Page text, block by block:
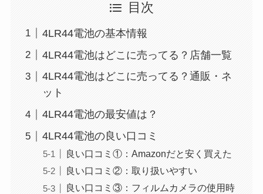
目次
4LR44電池の基本情報
4LR44電池はどこに売ってる？店舗一覧
4LR44電池はどこに売ってる？通販・ネ
ット
4LR44電池の最安値は？
4LR44電池の良い口コミ
良い口コミ①：Amazonだと安く買えた
良い口コミ②：取り扱いやすい
良い口コミ③：フィルムカメラの使用時